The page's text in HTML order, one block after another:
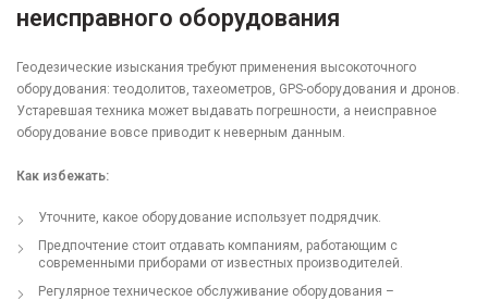
неисправного оборудования
Геодезические изыскания требуют применения высокоточного
оборудования: теодолитов, тахеометров, GPS-оборудования и дронов.
Устаревшая техника может выдавать погрешности, а неисправное
оборудование вовсе приводит к неверным данным.
Как избежать:
Уточните, какое оборудование использует подрядчик.
Предпочтение стоит отдавать компаниям, работающим с
современными приборами от известных производителей.
Регулярное техническое обслуживание оборудования –